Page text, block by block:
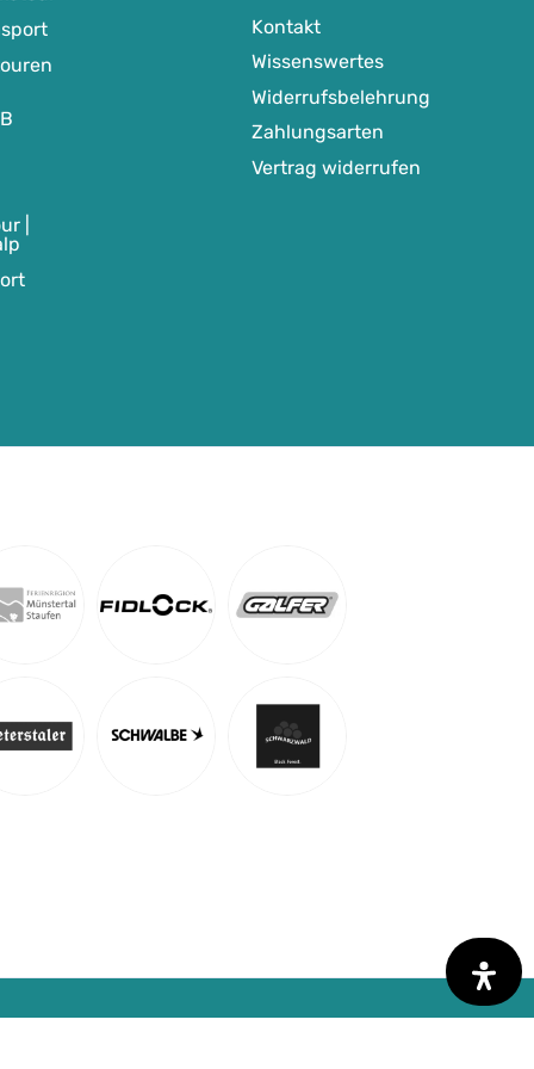
|
Kontakt
Wissenswertes
Widerrufsbelehrung
Zahlungsarten
Vertrag widerrufen